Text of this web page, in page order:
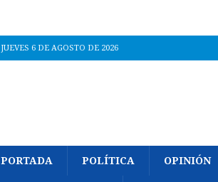
JUEVES 6 DE AGOSTO DE 2026
PORTADA POLÍTICA OPINIÓN